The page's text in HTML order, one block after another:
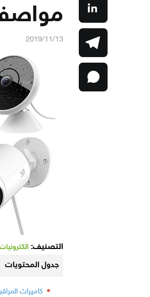
2019/11/13
التصنيف: الكترونيات
جدول المحتويات
كاميرات